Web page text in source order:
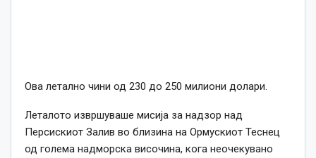
Ова летално чини од 230 до 250 милиони долари.
Леталото извршуваше мисија за надзор над
Персискиот Залив во близина на Ормускиот Теснец
од голема надморска височина, кога неочекувано